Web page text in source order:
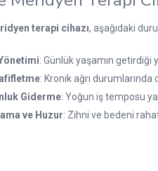
terapi cihazı, aşağıdaki
: Günlük yaşamın getirdiği
: Kronik ağrı durumlarında
Giderme: Yoğun iş temposu
ve Huzur: Zihni ve bedeni